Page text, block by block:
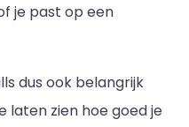
je past op een
dus ook belangrijk
laten zien hoe goed je